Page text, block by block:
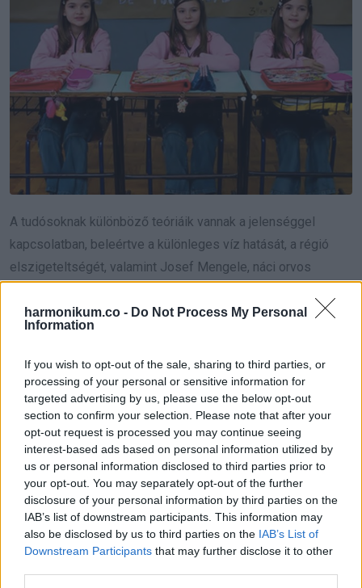
harmonikum.co - Do Not Process My Personal
Information
If you wish to opt-out of the sale, sharing to third parties, or
processing of your personal or sensitive information for
targeted advertising by us, please use the below opt-out
section to confirm your selection. Please note that after your
opt-out request is processed you may continue seeing
interest-based ads based on personal information utilized by
us or personal information disclosed to third parties prior to
your opt-out. You may separately opt-out of the further
disclosure of your personal information by third parties on the
IAB’s list of downstream participants. This information may
also be disclosed by us to third parties on the IAB’s List of
Downstream Participants that may further disclose it to other
A tudósoknak különböző teóriáik vannak a jelenséggel
kapcsolatban, beleértve a különleges víz hatását, a régió
elszigeteltségét, valamint Josef Mengele, náci orvos
állatorvosnak álcázva utazott a térségbe. S pontosan ebben
az időben volt az első iker bumm. A tanárok igen nehezen
tudták megkülönböztetni az ikreket az óráikon.
5. A vaDome törzs – A
strucc emberek